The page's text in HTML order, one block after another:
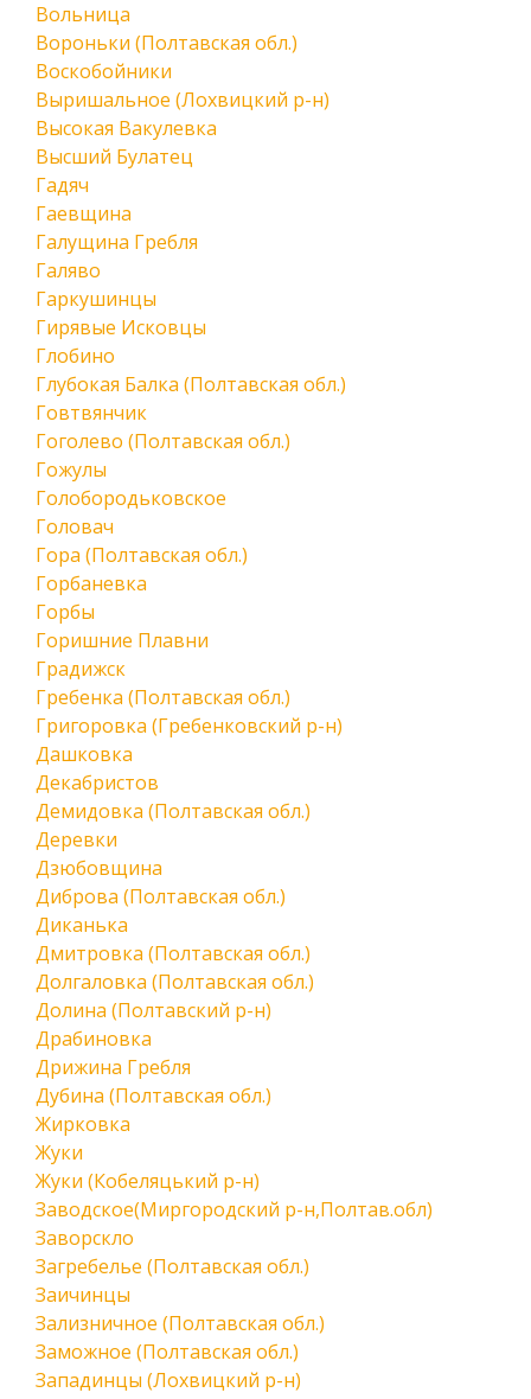
Вольница
Вороньки (Полтавская обл.)
Воскобойники
Выришальное (Лохвицкий р-н)
Высокая Вакулевка
Высший Булатец
Гадяч
Гаевщина
Галущина Гребля
Галяво
Гаркушинцы
Гирявые Исковцы
Глобино
Глубокая Балка (Полтавская обл.)
Говтвянчик
Гоголево (Полтавская обл.)
Гожулы
Голобородьковское
Головач
Гора (Полтавская обл.)
Горбаневка
Горбы
Горишние Плавни
Градижск
Гребенка (Полтавская обл.)
Григоровка (Гребенковский р-н)
Дашковка
Декабристов
Демидовка (Полтавская обл.)
Деревки
Дзюбовщина
Диброва (Полтавская обл.)
Диканька
Дмитровка (Полтавская обл.)
Долгаловка (Полтавская обл.)
Долина (Полтавский р-н)
Драбиновка
Дрижина Гребля
Дубина (Полтавская обл.)
Жирковка
Жуки
Жуки (Кобеляцький р-н)
Заводское(Миргородский р-н,Полтав.обл)
Заворскло
Загребелье (Полтавская обл.)
Заичинцы
Зализничное (Полтавская обл.)
Заможное (Полтавская обл.)
Западинцы (Лохвицкий р-н)